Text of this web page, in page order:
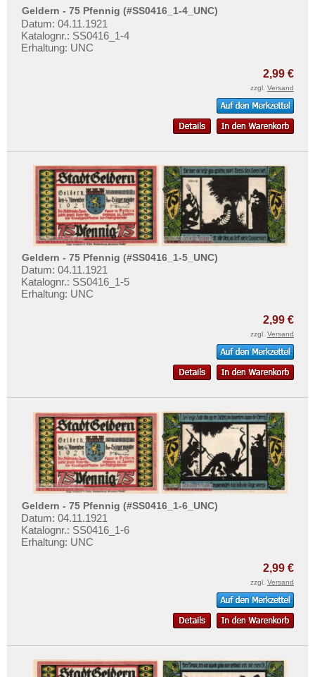
Orte mit S...
Orte mit T...
Orte mit U...
Geldern - 75 Pfennig (#SS0416_1-4_UNC)
Datum: 04.11.1921
Katalognr.: SS0416_1-4
Erhaltung: UNC
2,99 €
zzgl. Versand
Geldern - 75 Pfennig (#SS0416_1-5_UNC)
Datum: 04.11.1921
Katalognr.: SS0416_1-5
Erhaltung: UNC
2,99 €
zzgl. Versand
Geldern - 75 Pfennig (#SS0416_1-6_UNC)
Datum: 04.11.1921
Katalognr.: SS0416_1-6
Erhaltung: UNC
2,99 €
zzgl. Versand